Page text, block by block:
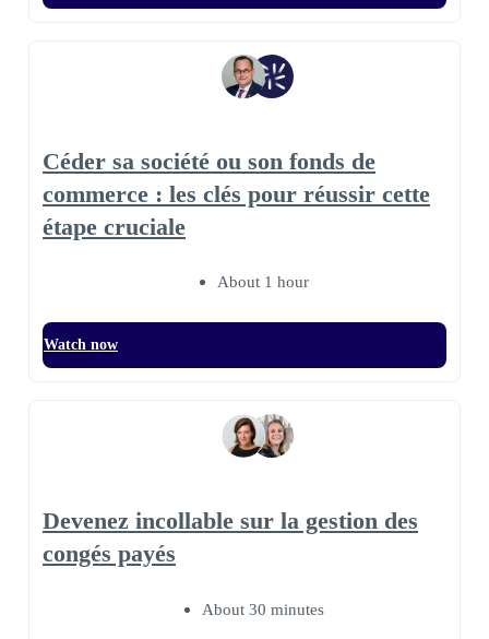
Céder sa société ou son fonds de
commerce : les clés pour réussir cette
étape cruciale
About 1 hour
Watch now
Devenez incollable sur la gestion des
congés payés
About 30 minutes